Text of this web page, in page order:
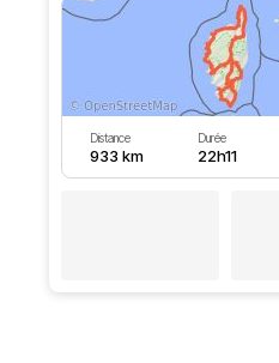
Distance
933 km
Durée
22h11